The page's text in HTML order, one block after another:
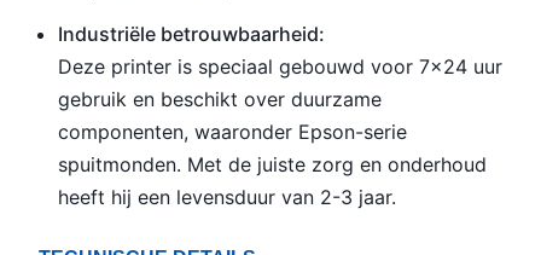
Industriële betrouwbaarheid:
Deze printer is speciaal gebouwd voor 7x24 uur
gebruik en beschikt over duurzame
componenten, waaronder Epson-serie
spuitmonden. Met de juiste zorg en onderhoud
heeft hij een levensduur van 2-3 jaar.